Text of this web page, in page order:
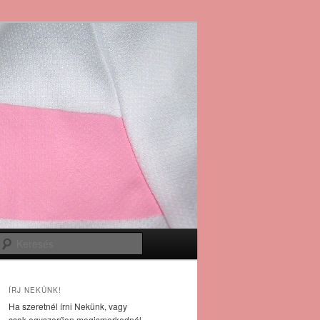
ÍRJ NEKÜNK!
Ha szeretnél írni Nekünk, vagy